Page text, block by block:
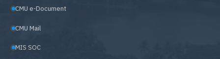
CMU e-Document
CMU Mail
MIS SOC